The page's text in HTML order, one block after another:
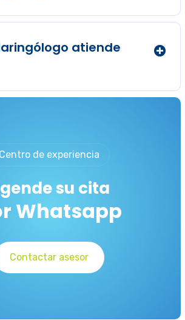
atiende
Centro de experiencia
su cita
Whatsapp
Contactar asesor